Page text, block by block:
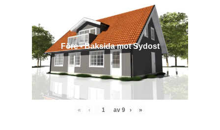
Före - Baksida mot Sydost
« ‹ av 9 › »